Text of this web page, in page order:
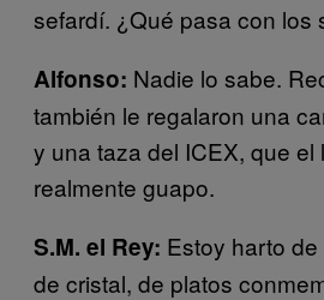
sefardí. ¿Qué pasa con los
Alfonso: Nadie lo sabe.
también le regalaron una
y una taza del ICEX, que el
realmente guapo.
S.M. el Rey: Estoy harto
de cristal, de platos